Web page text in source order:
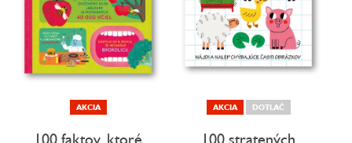
AKCIA
100 faktov, ktoré
AKCIA DOTLAČ
100 stratených